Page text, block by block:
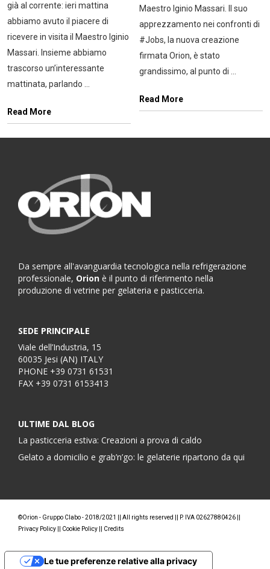
già al corrente: ieri mattina
abbiamo avuto il piacere di
ricevere in visita il Maestro Iginio
Massari. Insieme abbiamo
trascorso un’interessante
mattinata, parlando ...
Read More
Maestro Iginio Massari. Il suo
apprezzamento nei confronti di
‪#‎Jobs‬, la nuova creazione
firmata Orion, è stato
grandissimo, al punto di ...
Read More
Da sempre all'avanguardia tecnologica nella refrigerazione
professionale, Orion è il punto di riferimento nella
produzione di vetrine per gelateria e pasticceria.
SEDE PRINCIPALE
Viale dell’Industria, 15
60035 Jesi (AN) ITALY
PHONE +39 0731 61531
FAX +39 0731 6153413
ULTIME DAL BLOG
La pasticceria estiva: Creazioni a prova di caldo
Gelato a domicilio e grab’n’go: le gelaterie ripartono da qui
©Orion - Gruppo Clabo - 2018/2021 || All rights reserved || P. IVA 02627880426 ||
Privacy Policy
Cookie Policy Credits
Le tue preferenze relative alla privacy